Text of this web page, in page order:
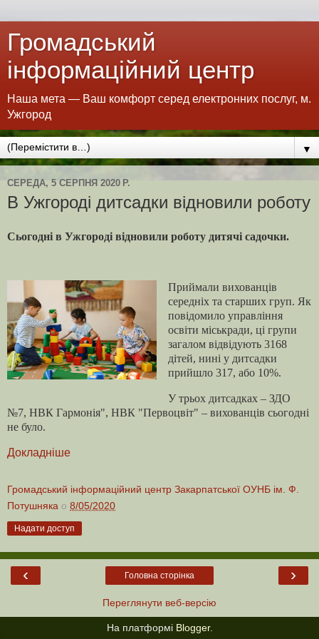
Громадський
інформаційний центр
Наша мета — Ваш комфорт серед електронних послуг, м.
Ужгород
▼
СЕРЕДА, 5 СЕРПНЯ 2020 Р.
В Ужгороді дитсадки відновили роботу
Сьогодні в Ужгороді відновили роботу дитячі садочки.
Приймали вихованців
середніх та старших груп. Як
повідомило управління
освіти міськради, ці групи
загалом відвідують 3168
дітей, нині у дитсадки
прийшло 317, або 10%.
У трьох дитсадках – ЗДО
№7, НВК Гармонія", НВК "Первоцвіт" – вихованців сьогодні
не було.
Докладніше
Громадський інформаційний центр Закарпатської ОУНБ ім. Ф.
Потушняка о 8/05/2020
Надати доступ
‹ ›
Головна сторінка
Переглянути веб-версію
На платформі Blogger.